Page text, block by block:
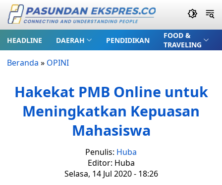
HEADLINE DAERAH PENDIDIKAN
FOOD &
TRAVELING
Beranda » OPINI
Hakekat PMB Online untuk
Meningkatkan Kepuasan
Mahasiswa
Penulis: Huba
Editor: Huba
Selasa, 14 Jul 2020 - 18:26